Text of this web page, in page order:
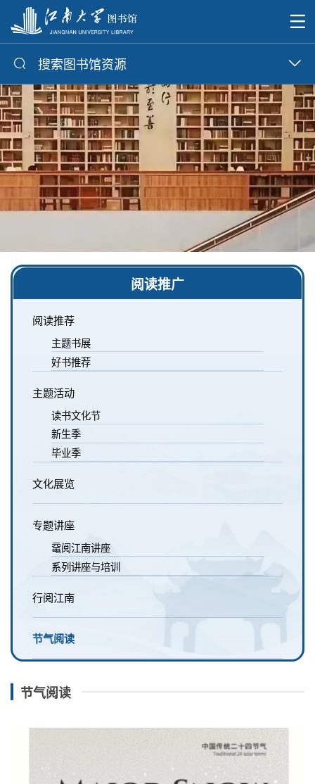
搜索图书馆资源
阅读推广
阅读推荐
主题书展
好书推荐
主题活动
读书文化节
新生季
毕业季
文化展览
专题讲座
鼋阅江南讲座
系列讲座与培训
行阅江南
节气阅读
节气阅读